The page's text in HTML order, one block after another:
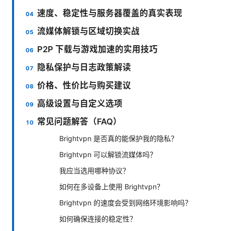
速度、稳定性与服务器覆盖的真实表现
流媒体解锁与区域切换实战
P2P 下载与游戏加速的实用技巧
隐私保护与日志政策解读
价格、性价比与购买建议
高级设置与自定义选项
常见问题解答（FAQ）
Brightvpn 是否真的能保护我的隐私？
Brightvpn 可以解锁流媒体吗？
我应当选用哪种协议？
如何在多设备上使用 Brightvpn？
Brightvpn 的速度会受到网络环境影响吗？
如何确保连接的稳定性？